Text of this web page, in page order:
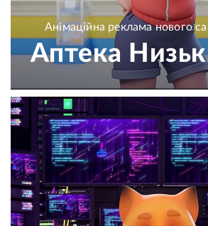
Анімаційна реклама нового
Аптека